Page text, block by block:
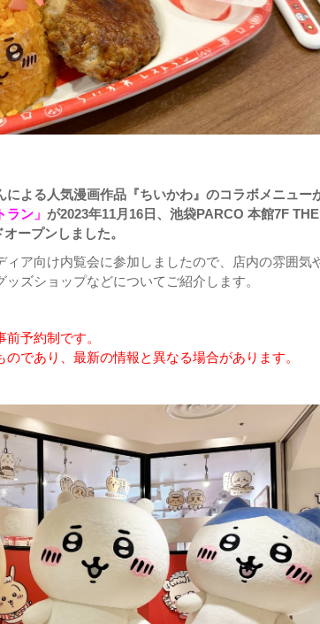
による人気漫画作品『ちいかわ』のコラボメニュー
ラン」 が2023年11月16日、池袋PARCO 本館7F THE
ープンしました。
ィア向け内覧会に参加しましたので、店内の雰囲気
ズショップなどについてご紹介します。
予約制です。
であり、最新の情報と異なる場合があります。